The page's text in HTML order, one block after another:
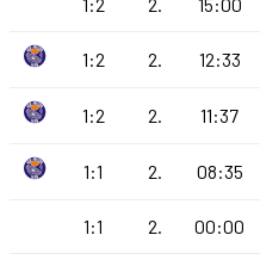
1:2 2. 15:00
1:2 2. 12:33
1:2 2. 11:37
1:1 2. 08:35
1:1 2. 00:00